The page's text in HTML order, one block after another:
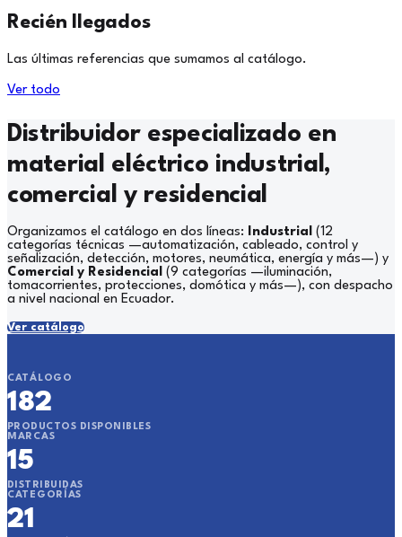
Recién llegados
Las últimas referencias que sumamos al catálogo.
Ver todo
Distribuidor especializado en
material eléctrico industrial,
comercial y residencial
Organizamos el catálogo en dos líneas: Industrial (12
categorías técnicas —automatización, cableado, control y
señalización, detección, motores, neumática, energía y más—) y
Comercial y Residencial (9 categorías —iluminación,
tomacorrientes, protecciones, domótica y más—), con despacho
a nivel nacional en Ecuador.
Ver catálogo
CATÁLOGO
182
PRODUCTOS DISPONIBLES
MARCAS
15
DISTRIBUIDAS
CATEGORÍAS
21